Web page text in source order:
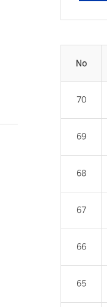
No
70
69
68
67
66
65